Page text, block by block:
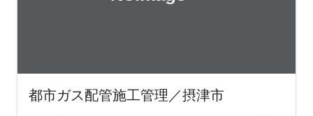
都市ガス配管施工管理／摂津市